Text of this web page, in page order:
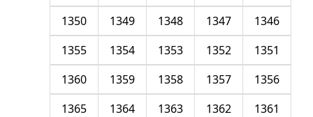
1346
1347
1348
1349
1350
1351
1352
1353
1354
1355
1356
1357
1358
1359
1360
1361
1362
1363
1364
1365